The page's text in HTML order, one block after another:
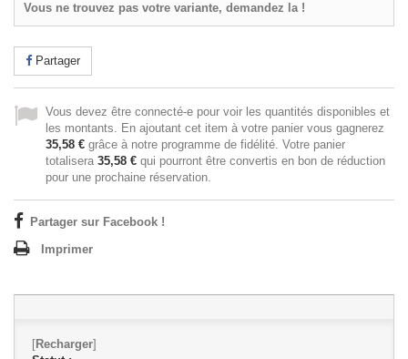
Vous ne trouvez pas votre variante, demandez la !
Partager
Vous devez être connecté-e pour voir les quantités disponibles et
les montants. En ajoutant cet item à votre panier vous gagnerez
35,58 € grâce à notre programme de fidélité. Votre panier
totalisera 35,58 € qui pourront être convertis en bon de réduction
pour une prochaine réservation.
Partager sur Facebook !
Imprimer
[Recharger]